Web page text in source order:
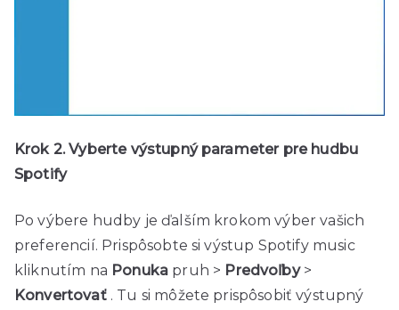
Krok 2. Vyberte výstupný parameter pre hudbu
Spotify
Po výbere hudby je ďalším krokom výber vašich
preferencií. Prispôsobte si výstup Spotify music
kliknutím na Ponuka pruh > Predvoľby>
Konvertovať. Tu si môžete prispôsobiť výstupný